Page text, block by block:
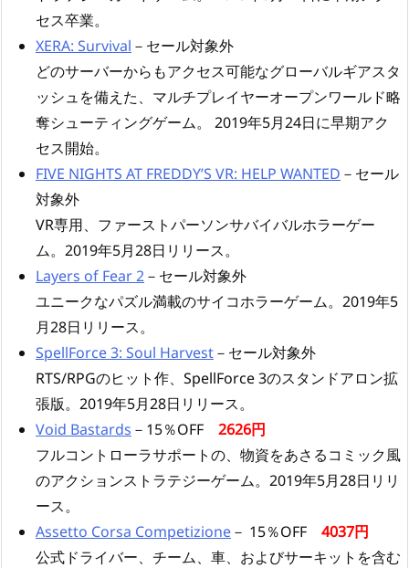
セス卒業。
XERA: Survival －セール対象外
どのサーバーからもアクセス可能なグローバルギアスタ
ッシュを備えた、マルチプレイヤーオープンワールド略
奪シューティングゲーム。 2019年5月24日に早期アク
セス開始。
FIVE NIGHTS AT FREDDY’S VR: HELP WANTED －セール
対象外
VR専用、ファーストパーソンサバイバルホラーゲー
ム。2019年5月28日リリース。
Layers of Fear 2－セール対象外
ユニークなパズル満載のサイコホラーゲーム。2019年5
月28日リリース。
SpellForce 3: Soul Harvest－セール対象外
RTS/RPGのヒット作、SpellForce 3のスタンドアロン拡
張版。2019年5月28日リリース。
Void Bastards －15％OFF 2626円
フルコントローラサポートの、物資をあさるコミック風
のアクションストラテジーゲーム。2019年5月28日リリ
ース。
Assetto Corsa Competizione－ 15％OFF 4037円
公式ドライバー、チーム、車、およびサーキットを含む